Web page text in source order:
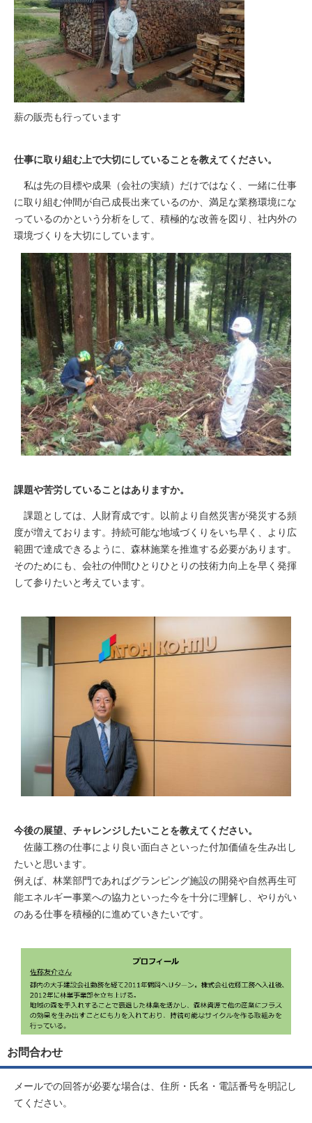
薪の販売も行っています
仕事に取り組む上で大切にしていることを教えてください。
私は先の目標や成果（会社の実績）だけではなく、一緒に仕事
に取り組む仲間が自己成長出来ているのか、満足な業務環境にな
っているのかという分析をして、積極的な改善を図り、社内外の
環境づくりを大切にしています。
課題や苦労していることはありますか。
課題としては、人財育成です。以前より自然災害が発災する頻
度が増えております。持続可能な地域づくりをいち早く、より広
範囲で達成できるように、森林施業を推進する必要があります。
そのためにも、会社の仲間ひとりひとりの技術力向上を早く発揮
して参りたいと考えています。
今後の展望、チャレンジしたいことを教えてください。
佐藤工務の仕事により良い面白さといった付加価値を生み出し
たいと思います。
例えば、林業部門であればグランピング施設の開発や自然再生可
能エネルギー事業への協力といった今を十分に理解し、やりがい
のある仕事を積極的に進めていきたいです。
お問合わせ
メールでの回答が必要な場合は、住所・氏名・電話番号を明記し
てください。